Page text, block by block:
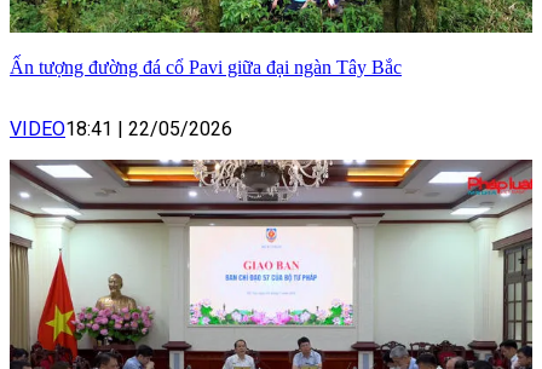
Ấn tượng đường đá cổ Pavi giữa đại ngàn Tây Bắc
VIDEO18:41 | 22/05/2026